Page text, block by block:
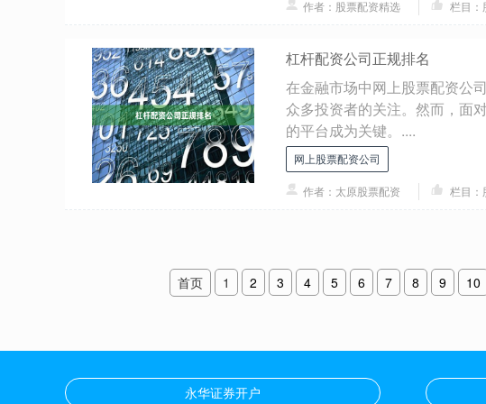
作者：股票配资精选 栏目：
杠杆配资公司正规排名
在金融市场中网上股票配资公
众多投资者的关注。然而，面
的平台成为关键。....
网上股票配资公司
作者：太原股票配资 栏目：
首页 1 2 3 4 5 6 7 8 9 10
永华证券开户